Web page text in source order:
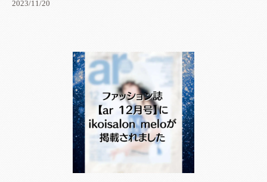
2023/11/20